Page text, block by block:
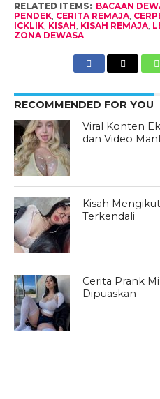
RELATED ITEMS: BACAAN
PENDEK, CERITA REMAJA,
ICKLIK, KISAH, KISAH REMAJA,
ZONA DEWASA
RECOMMENDED FOR YOU
Viral Konten
dan Video
Kisah
Terkendali
Cerita Prank
Dipuaskan